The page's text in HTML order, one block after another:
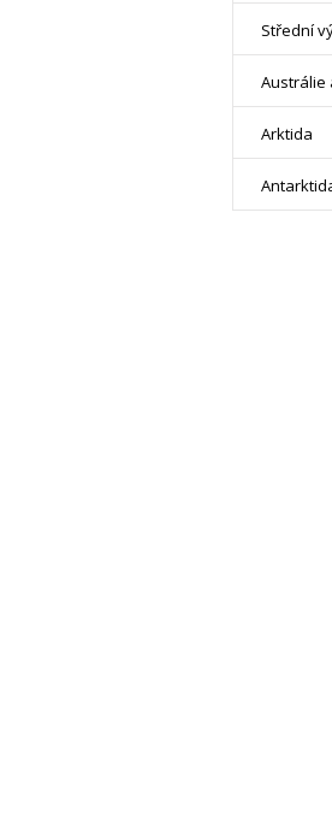
Střední
Austrálie
Arktida